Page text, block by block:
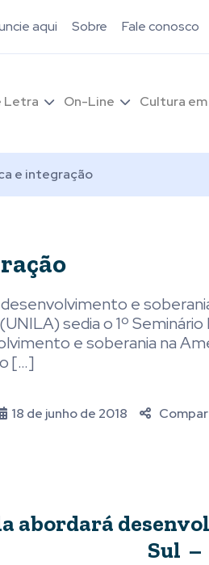
aqui Sobre Fale conosco
Letra On-Line Cultura
e integração
e
sedia o 1º
e soberania na
[…]
18 de junho de 2018
abordará
Sul –